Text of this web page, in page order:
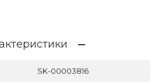
SK-00003816